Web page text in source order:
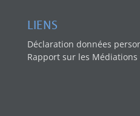
LIENS
Déclaration données
Rapport sur les Médiations